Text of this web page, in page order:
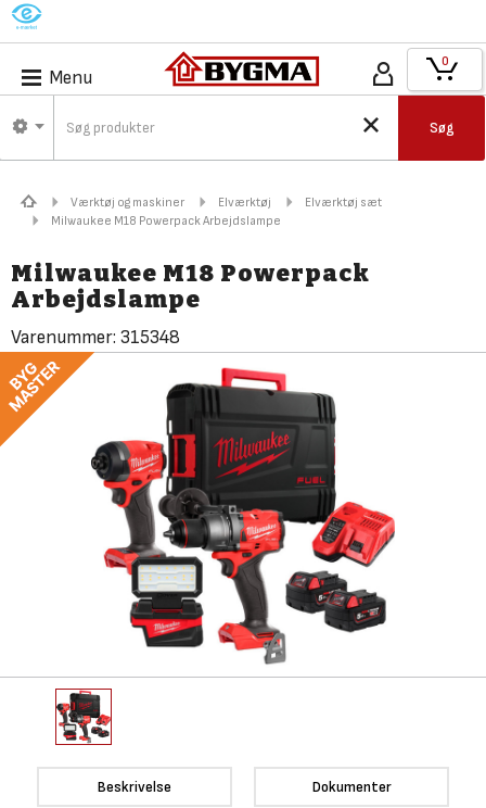
M
Menu
Søg
0
Værktøj og maskiner Elværktøj
Elværktøj sæt
Milwaukee M18 Powerpack Arbejdslampe
Milwaukee M18 Powerpack
Arbejdslampe
Varenummer: 315348
Beskrivelse Dokumenter